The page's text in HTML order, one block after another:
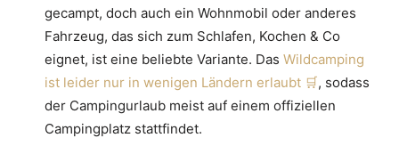
gecampt, doch auch ein Wohnmobil oder anderes
Fahrzeug, das sich zum Schlafen, Kochen & Co
eignet, ist eine beliebte Variante. Das Wildcamping
ist leider nur in wenigen Ländern erlaubt
, sodass
der Campingurlaub meist auf einem offiziellen
Campingplatz stattfindet.